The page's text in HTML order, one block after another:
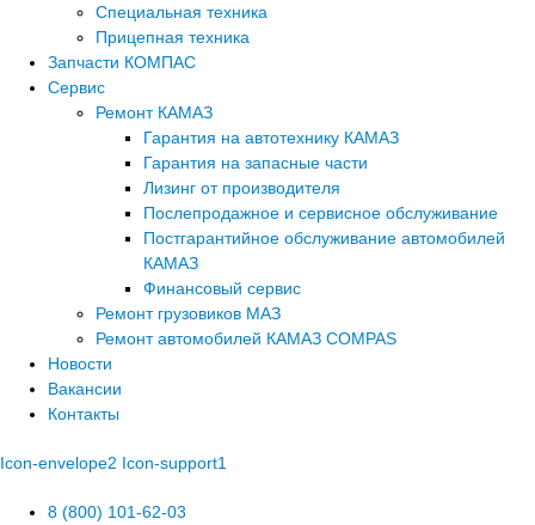
Специальная техника
Прицепная техника
Запчасти КОМПАС
Сервис
Ремонт КАМАЗ
Гарантия на автотехнику КАМАЗ
Гарантия на запасные части
Лизинг от производителя
Послепродажное и сервисное обслуживание
Постгарантийное обслуживание автомобилей
КАМАЗ
Финансовый сервис
Ремонт грузовиков МАЗ
Ремонт автомобилей КАМАЗ COMPAS
Новости
Вакансии
Контакты
Icon-envelope2 Icon-support1
8 (800) 101-62-03